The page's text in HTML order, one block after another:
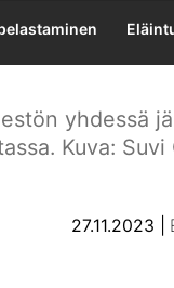
yhdessä
Kuva: Suvi
27.11.2023